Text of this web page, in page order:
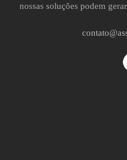
nossas soluções podem